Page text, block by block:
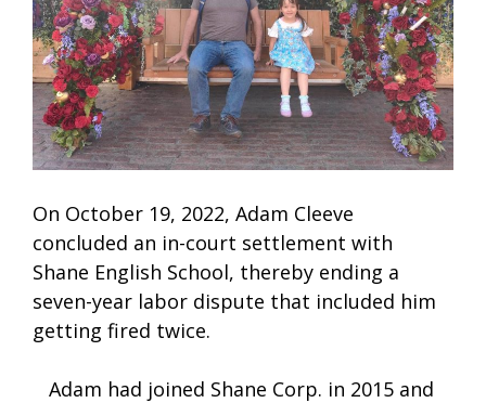
On October 19, 2022, Adam Cleeve
concluded an in-court settlement with
Shane English School, thereby ending a
seven-year labor dispute that included him
getting fired twice.
Adam had joined Shane Corp. in 2015 and